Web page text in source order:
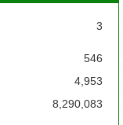
3
546
4,953
8,290,083